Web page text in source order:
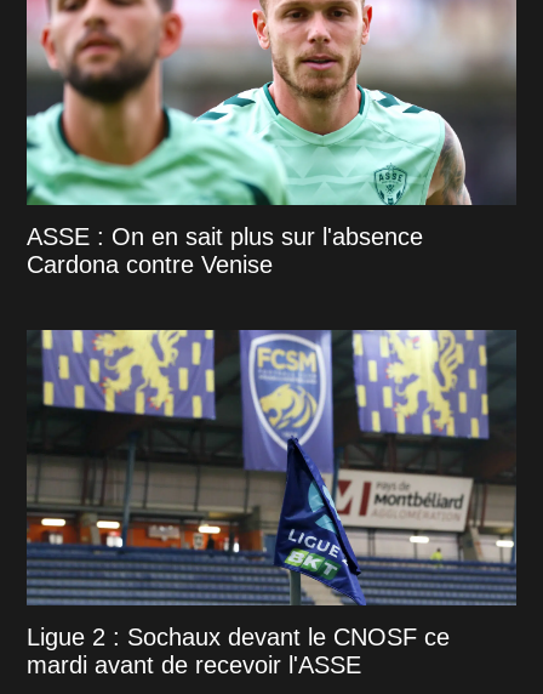
ASSE : On en sait plus sur l'absence
Cardona contre Venise
Ligue 2 : Sochaux devant le CNOSF ce
mardi avant de recevoir l'ASSE